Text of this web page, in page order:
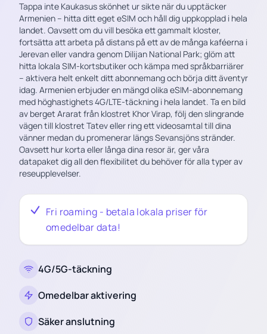
Tappa inte Kaukasus skönhet ur sikte när du upptäcker
Armenien – hitta ditt eget eSIM och håll dig uppkopplad i hela
landet. Oavsett om du vill besöka ett gammalt kloster,
fortsätta att arbeta på distans på ett av de många kaféerna i
Jerevan eller vandra genom Dilijan National Park; glöm att
hitta lokala SIM-kortsbutiker och kämpa med språkbarriärer
– aktivera helt enkelt ditt abonnemang och börja ditt äventyr
idag. Armenien erbjuder en mängd olika eSIM-abonnemang
med höghastighets 4G/LTE-täckning i hela landet. Ta en bild
av berget Ararat från klostret Khor Virap, följ den slingrande
vägen till klostret Tatev eller ring ett videosamtal till dina
vänner medan du promenerar längs Sevansjöns stränder.
Oavsett hur korta eller långa dina resor är, ger våra
datapaket dig all den flexibilitet du behöver för alla typer av
reseupplevelser.
Fri roaming - betala lokala priser för
omedelbar data!
4G/5G-täckning
Omedelbar aktivering
Säker anslutning